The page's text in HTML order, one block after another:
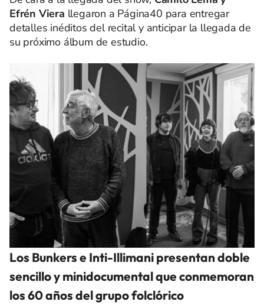
Efrén Viera llegaron a Página40 para entregar
detalles inéditos del recital y anticipar la llegada de
su próximo álbum de estudio.
Los Bunkers e Inti-Illimani presentan doble
sencillo y minidocumental que conmemoran
los 60 años del grupo folclórico